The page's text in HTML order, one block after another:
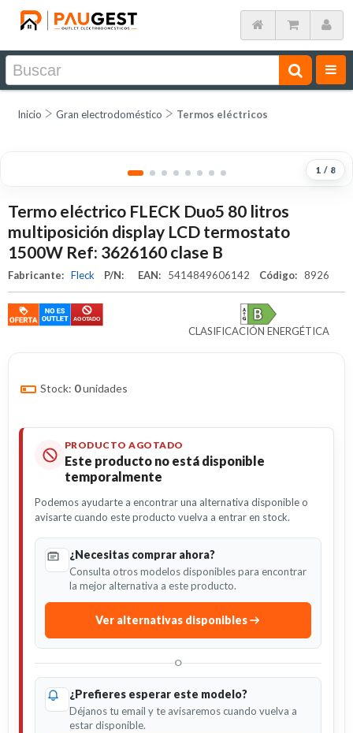
Inicio Gran electrodoméstico Termos eléctricos
1 / 8
Termo eléctrico FLECK Duo5 80 litros
multiposición display LCD termostato
1500W Ref: 3626160 clase B
Fabricante: Fleck P/N: EAN: 5414849606142 Código: 8926
CLASIFICACIÓN ENERGÉTICA
Stock: 0unidades
PRODUCTO AGOTADO
Este producto no está disponible
temporalmente
Podemos ayudarte a encontrar una alternativa disponible o
avisarte cuando este producto vuelva a entrar en stock.
¿Necesitas comprar ahora?
Consulta otros modelos disponibles para encontrar
la mejor alternativa a este producto.
Ver alternativas disponibles
O
¿Prefieres esperar este modelo?
Déjanos tu email y te avisaremos cuando vuelva a
estar disponible.